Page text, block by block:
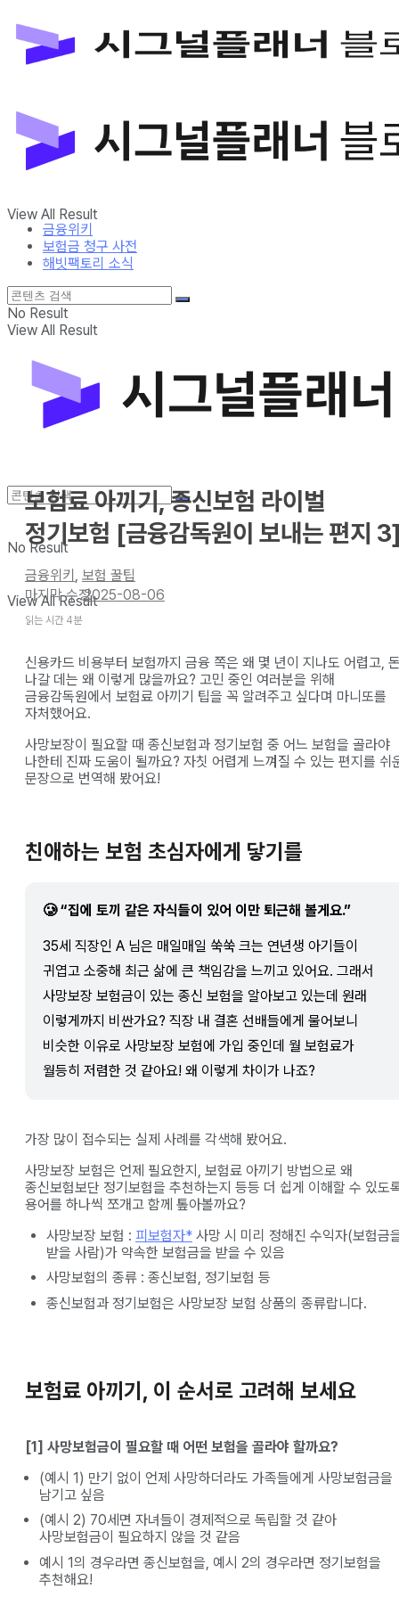
보험금 청구 사전
해빗팩토리 소식
View All Result
금융위키
보험금 청구 사전
해빗팩토리 소식
No Result
View All Result
No Result
View All Result
보험료 아끼기, 종신보험 라이벌
정기보험 [금융감독원이 보내는 편지
금융위키
보험 꿀팁
2025-08-06
읽는 시간 4분
신용카드 비용부터 보험까지 금융 쪽은 왜 몇 년이 지나도 어렵고,
나갈 데는 왜 이렇게 많을까요? 고민 중인 여러분을 위해
금융감독원에서 보험료 아끼기 팁을 꼭 알려주고 싶다며 마니또를
자처했어요.
사망보장이 필요할 때 종신보험과 정기보험 중 어느 보험을 골라야
나한테 진짜 도움이 될까요? 자칫 어렵게 느껴질 수 있는 편지를 쉬
문장으로 번역해 봤어요!
친애하는 보험 초심자에게 닿기를
🥲 “집에 토끼 같은 자식들이 있어 이만 퇴근해 볼게요.”
35세 직장인 A 님은 매일매일 쑥쑥 크는 연년생 아기들이
귀엽고 소중해 최근 삶에 큰 책임감을 느끼고 있어요. 그래서
사망보장 보험금이 있는 종신 보험을 알아보고 있는데 원래
이렇게까지 비싼가요? 직장 내 결혼 선배들에게 물어보니
비슷한 이유로 사망보장 보험에 가입 중인데 월 보험료가
월등히 저렴한 것 같아요! 왜 이렇게 차이가 나죠?
가장 많이 접수되는 실제 사례를 각색해 봤어요.
사망보장 보험은 언제 필요한지, 보험료 아끼기 방법으로 왜
종신보험보단 정기보험을 추천하는지 등등 더 쉽게 이해할 수 있도
용어를 하나씩 쪼개고 함께 톺아볼까요?
사망보장 보험 : 피보험자* 사망 시 미리 정해진 수익자(보험금
받을 사람)가 약속한 보험금을 받을 수 있음
사망보험의 종류 : 종신보험, 정기보험 등
종신보험과 정기보험은 사망보장 보험 상품의 종류랍니다.
보험료 아끼기, 이 순서로 고려해 보세요
[1] 사망보험금이 필요할 때 어떤 보험을 골라야 할까요?
(예시 1) 만기 없이 언제 사망하더라도 가족들에게 사망보험금을
남기고 싶음
(예시 2) 70세면 자녀들이 경제적으로 독립할 것 같아
사망보험금이 필요하지 않을 것 같음
예시 1의 경우라면 종신보험을, 예시 2의 경우라면 정기보험을
추천해요!